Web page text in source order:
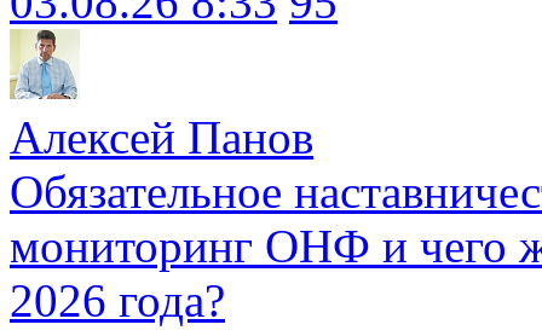
Алексей Панов
Обязательное
мониторинг ОНФ и чего
2026 года?